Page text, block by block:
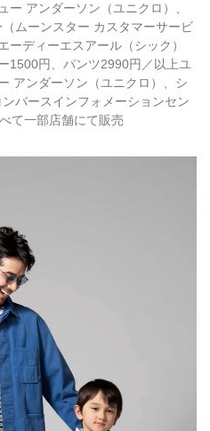
アンダーソン（ユニクロ）、
ムーンスター カスタマーサービ
ーディーエスアール（シック）
1500円、パンツ2990円／以上ユ
アンダーソン（ユニクロ）、シ
バースインフォメーションセン
て一部店舗にて販売